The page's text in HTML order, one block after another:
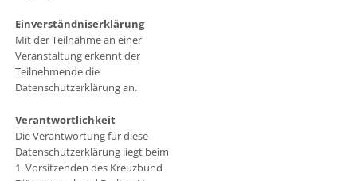
Einverständniserklärung
Mit der Teilnahme an einer
Veranstaltung erkennt der
Teilnehmende die
Datenschutzerklärung an.
Verantwortlichkeit
Die Verantwortung für diese
Datenschutzerklärung liegt beim
1. Vorsitzenden des Kreuzbund